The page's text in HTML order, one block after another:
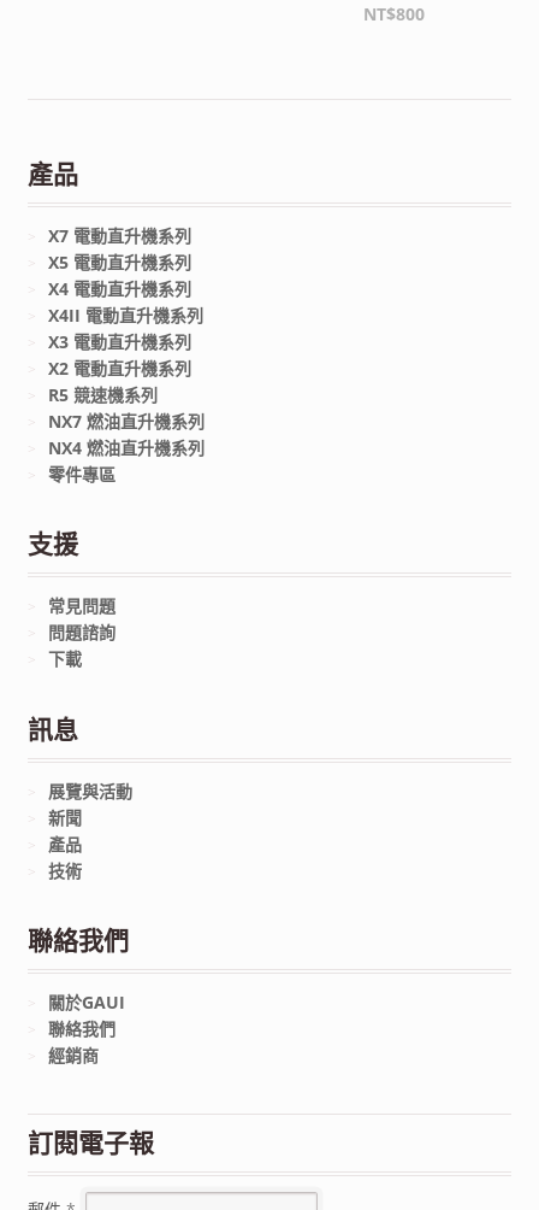
NT$800
產品
X7 電動直升機系列
X5 電動直升機系列
X4 電動直升機系列
X4II 電動直升機系列
X3 電動直升機系列
X2 電動直升機系列
R5 競速機系列
NX7 燃油直升機系列
NX4 燃油直升機系列
零件專區
支援
常見問題
問題諮詢
下載
訊息
展覽與活動
新聞
產品
技術
聯絡我們
關於GAUI
聯絡我們
經銷商
訂閱電子報